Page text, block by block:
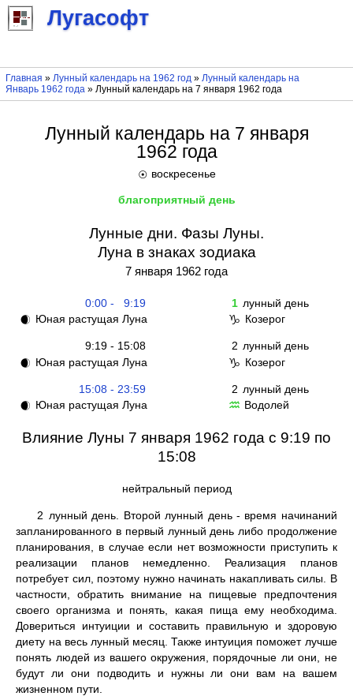
Лугасофт
Главная » Лунный календарь на 1962 год» Лунный календарь на
Январь 1962 года» Лунный календарь на 7 января 1962 года
Лунный календарь на 7 января
1962 года
☉ воскресенье
благоприятный день
Лунные дни. Фазы Луны.
Луна в знаках зодиака
7 января 1962 года
0:00 - 9:19 1 лунный день
🌒 Юная растущая Луна ♑ Козерог
9:19 - 15:08 2 лунный день
🌒 Юная растущая Луна ♑ Козерог
15:08 - 23:59 2 лунный день
🌒 Юная растущая Луна ♒ Водолей
Влияние Луны 7 января 1962 года с 9:19 по
15:08
нейтральный период
2 лунный день. Второй лунный день - время начинаний
запланированного в первый лунный день либо продолжение
планирования, в случае если нет возможности приступить к
реализации планов немедленно. Реализация планов
потребует сил, поэтому нужно начинать накапливать силы. В
частности, обратить внимание на пищевые предпочтения
своего организма и понять, какая пища ему необходима.
Довериться интуиции и составить правильную и здоровую
диету на весь лунный месяц. Также интуиция поможет лучше
понять людей из вашего окружения, порядочные ли они, не
будут ли они подводить и нужны ли они вам на вашем
жизненном пути.